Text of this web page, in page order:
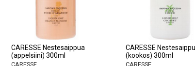
CARESSE Nestesaippua
(appelsiini) 300ml
CARESSE
CARESSE
(kookos) 300ml
CARESSE